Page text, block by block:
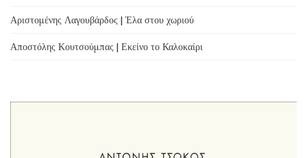
Αριστομένης Λαγουβάρδος | Έλα στου χωριού
Αποστόλης Κουτσούμπας | Εκείνο το Καλοκαίρι